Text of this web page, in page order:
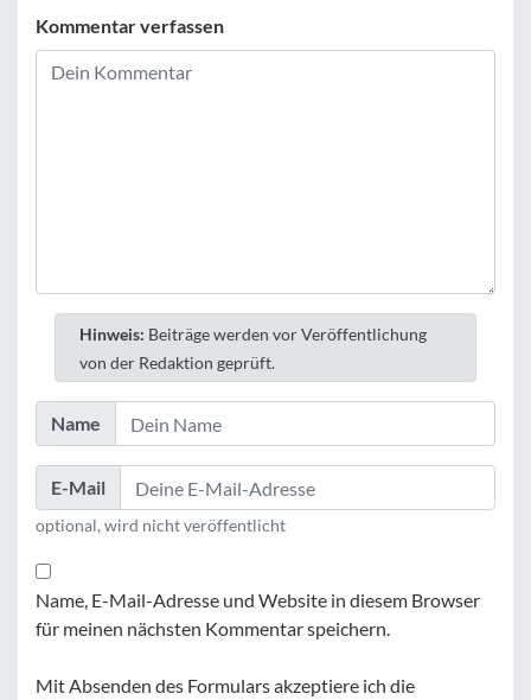
Kommentar verfassen
Hinweis: Beiträge werden vor Veröffentlichung
von der Redaktion geprüft.
Name
E-Mail
optional, wird nicht veröffentlicht
Name, E-Mail-Adresse und Website in diesem Browser
für meinen nächsten Kommentar speichern.
Mit Absenden des Formulars akzeptiere ich die